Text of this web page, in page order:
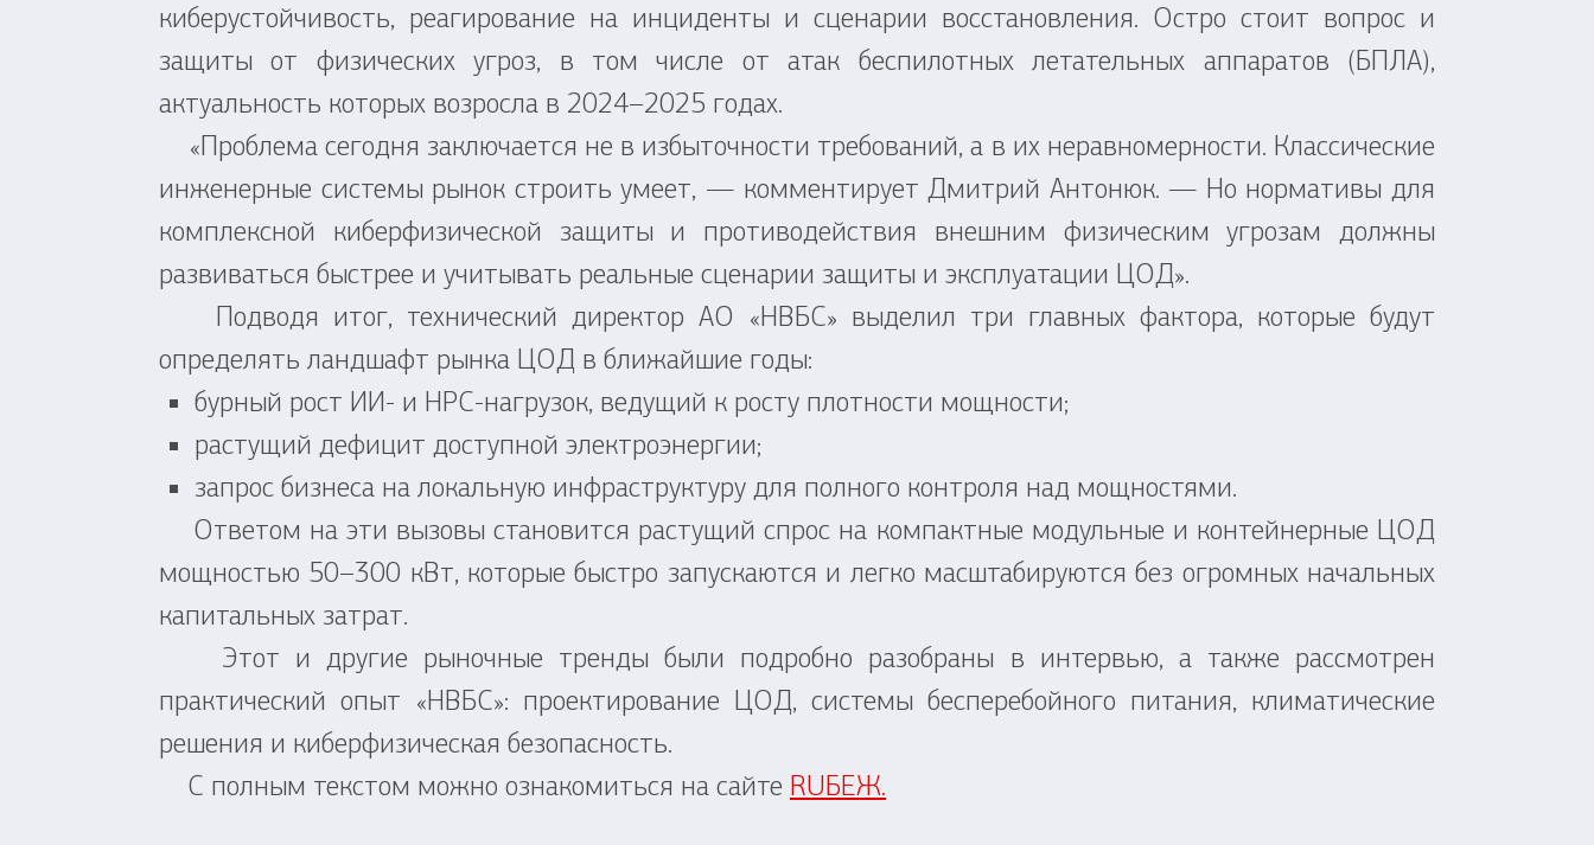
киберустойчивость, реагирование на инциденты и сценарии восстановления. Остро стоит вопрос и
защиты от физических угроз, в том числе от атак беспилотных летательных аппаратов (БПЛА),
актуальность которых возросла в 2024–2025 годах.
«Проблема сегодня заключается не в избыточности требований, а в их неравномерности. Классические
инженерные системы рынок строить умеет, — комментирует Дмитрий Антонюк. — Но нормативы для
комплексной киберфизической защиты и противодействия внешним физическим угрозам должны
развиваться быстрее и учитывать реальные сценарии защиты и эксплуатации ЦОД».
Подводя итог, технический директор АО «НВБС» выделил три главных фактора, которые будут
определять ландшафт рынка ЦОД в ближайшие годы:
бурный рост ИИ- и HPC-нагрузок, ведущий к росту плотности мощности;
растущий дефицит доступной электроэнергии;
запрос бизнеса на локальную инфраструктуру для полного контроля над мощностями.
Ответом на эти вызовы становится растущий спрос на компактные модульные и контейнерные ЦОД
мощностью 50–300 кВт, которые быстро запускаются и легко масштабируются без огромных начальных
капитальных затрат.
Этот и другие рыночные тренды были подробно разобраны в интервью, а также рассмотрен
практический опыт «НВБС»: проектирование ЦОД, системы бесперебойного питания, климатические
решения и киберфизическая безопасность.
С полным текстом можно ознакомиться на сайте RUБЕЖ.